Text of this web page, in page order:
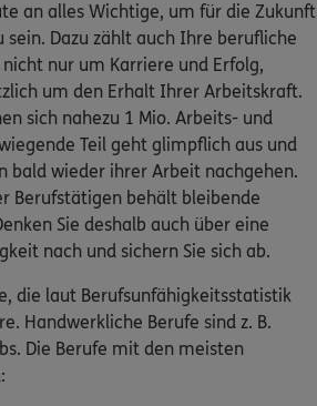
an alles Wichtige, um für die Zukunft
Dazu zählt auch Ihre berufliche
nur um Karriere und Erfolg,
um den Erhalt Ihrer Arbeitskraft.
sich nahezu 1 Mio. Arbeits- und
Teil geht glimpflich aus und
bald wieder ihrer Arbeit nachgehen.
Berufstätigen behält bleibende
Sie deshalb auch über eine
nach und sichern Sie sich ab.
die laut Berufsunfähigkeitsstatistik
Handwerkliche Berufe sind z. B.
Die Berufe mit den meisten